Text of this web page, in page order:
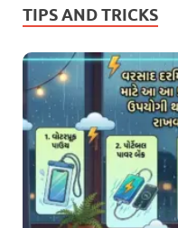
TIPS AND TRICKS